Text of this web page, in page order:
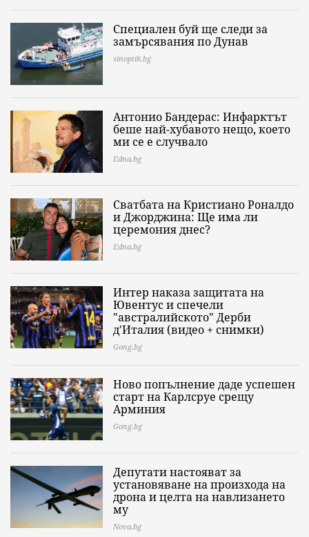
Специален буй ще следи за
замърсявания по Дунав
sinoptik.bg
Антонио Бандерас: Инфарктът
беше най-хубавото нещо, което
ми се е случвало
Edna.bg
Сватбата на Кристиано Роналдо
и Джорджина: Ще има ли
церемония днес?
Edna.bg
Интер наказа защитата на
Ювентус и спечели
"австралийското" Дерби
д'Италия (видео + снимки)
Gong.bg
Ново попълнение даде успешен
старт на Карлсруе срещу
Арминия
Gong.bg
Депутати настояват за
установяване на произхода на
дрона и целта на навлизането
му
Nova.bg